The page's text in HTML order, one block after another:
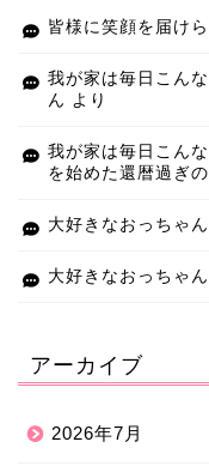
皆様に笑顔を届け
我が家は毎日こん
ん より
我が家は毎日こん
を始めた還暦過ぎ
大好きなおっちゃ
大好きなおっちゃ
アーカイブ
2026年7月